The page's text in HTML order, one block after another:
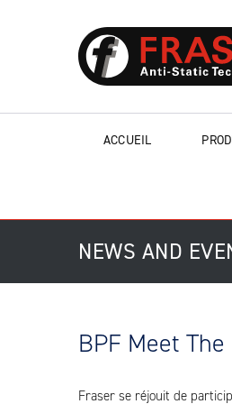
ACCUEIL
NEWS AND
BPF Meet
Fraser se réjouit de